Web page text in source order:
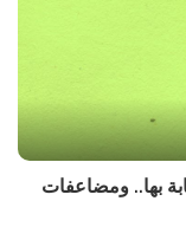
بها.. ومضاعفات